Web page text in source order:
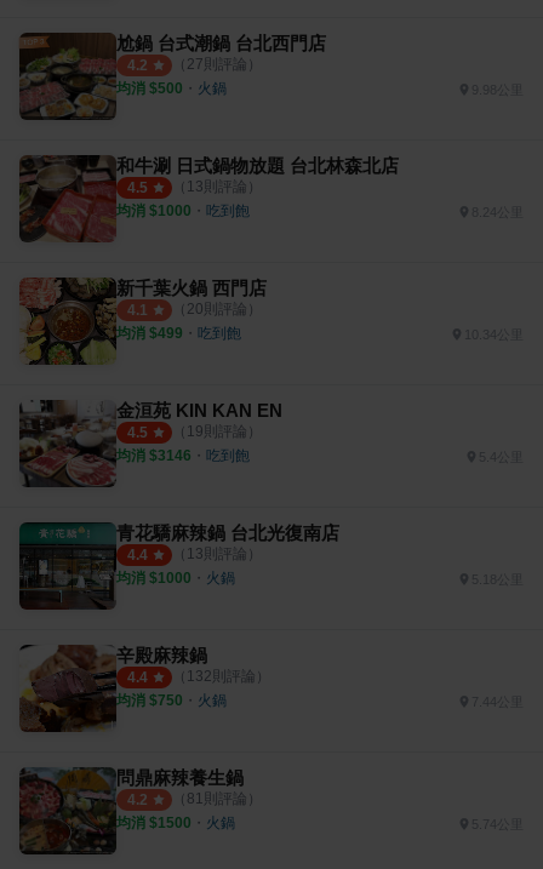
尬鍋 台式潮鍋 台北西門店
4.2 （ 27則評論）
均消 $500 ・ 火鍋
和牛涮 日式鍋物放題 台北林森北店
4.5 （ 13則評論）
均消 $1000 ・ 吃到飽 8.24公里
新千葉火鍋 西門店
4.1 （ 20則評論）
均消 $499 ・ 吃到飽 10.34公里
金洹苑 KIN KAN EN
4.5 （ 19則評論）
均消 $3146 ・ 吃到飽 5.4公里
青花驕麻辣鍋 台北光復南店
4.4 （ 13則評論）
均消 $1000 ・ 火鍋 5.18公里
辛殿麻辣鍋
4.4 （ 132則評論）
均消 $750 ・ 火鍋 7.44公里
問鼎麻辣養生鍋
4.2 （ 81則評論）
均消 $1500 ・ 火鍋 5.74公里